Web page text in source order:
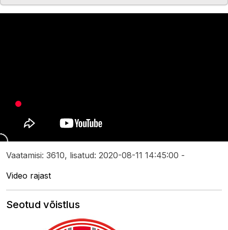
Vaatamisi: 3610, lisatud: 2020-08-11 14:45:00 -
Video rajast
Seotud võistlus